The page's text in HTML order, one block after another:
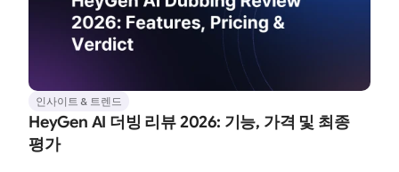
인사이트 & 트렌드
HeyGen AI 더빙 리뷰 2026: 기능, 가격 및 최종
평가